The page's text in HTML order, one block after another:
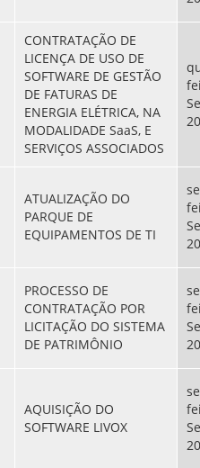
GERENCIAMENTO DO
DA EMPREL
FUNCIONÁRIOS
FREQUENTES)
TIC
CONTRATAÇÃO DE
LICENÇA DE USO DE
SOFTWARE DE GESTÃO
DE FATURAS DE
ENERGIA ELÉTRICA, NA
MODALIDADE SaaS, E
SERVIÇOS ASSOCIADOS
ATUALIZAÇÃO DO
PARQUE DE
EQUIPAMENTOS DE TI
PROCESSO DE
CONTRATAÇÃO POR
LICITAÇÃO DO SISTEMA
DE PATRIMÔNIO
AQUISIÇÃO DO
SOFTWARE LIVOX